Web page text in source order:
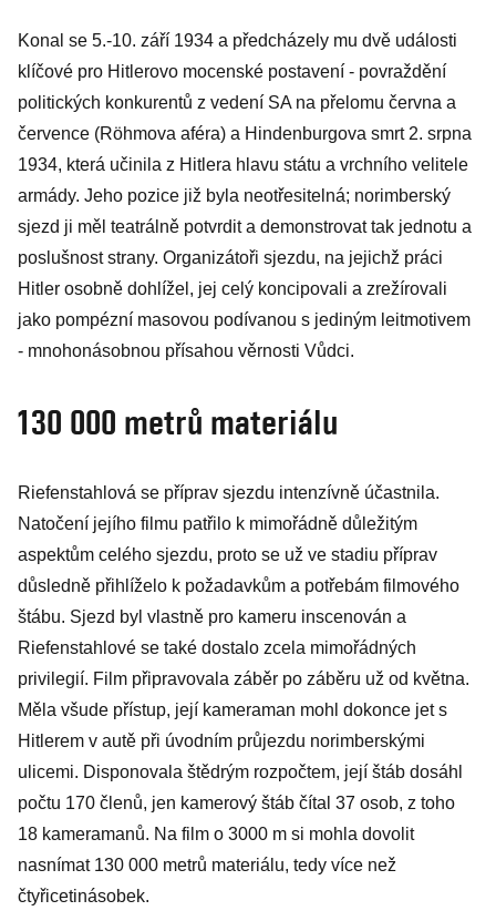
Konal se 5.-10. září 1934 a předcházely mu dvě události
klíčové pro Hitlerovo mocenské postavení - povraždění
politických konkurentů z vedení SA na přelomu června a
července (Röhmova aféra) a Hindenburgova smrt 2. srpna
1934, která učinila z Hitlera hlavu státu a vrchního velitele
armády. Jeho pozice již byla neotřesitelná; norimberský
sjezd ji měl teatrálně potvrdit a demonstrovat tak jednotu a
poslušnost strany. Organizátoři sjezdu, na jejichž práci
Hitler osobně dohlížel, jej celý koncipovali a zrežírovali
jako pompézní masovou podívanou s jediným leitmotivem
- mnohonásobnou přísahou věrnosti Vůdci.
130 000 metrů materiálu
Riefenstahlová se příprav sjezdu intenzívně účastnila.
Natočení jejího filmu patřilo k mimořádně důležitým
aspektům celého sjezdu, proto se už ve stadiu příprav
důsledně přihlíželo k požadavkům a potřebám filmového
štábu. Sjezd byl vlastně pro kameru inscenován a
Riefenstahlové se také dostalo zcela mimořádných
privilegií. Film připravovala záběr po záběru už od května.
Měla všude přístup, její kameraman mohl dokonce jet s
Hitlerem v autě při úvodním průjezdu norimberskými
ulicemi. Disponovala štědrým rozpočtem, její štáb dosáhl
počtu 170 členů, jen kamerový štáb čítal 37 osob, z toho
18 kameramanů. Na film o 3000 m si mohla dovolit
nasnímat 130 000 metrů materiálu, tedy více než
čtyřicetinásobek.